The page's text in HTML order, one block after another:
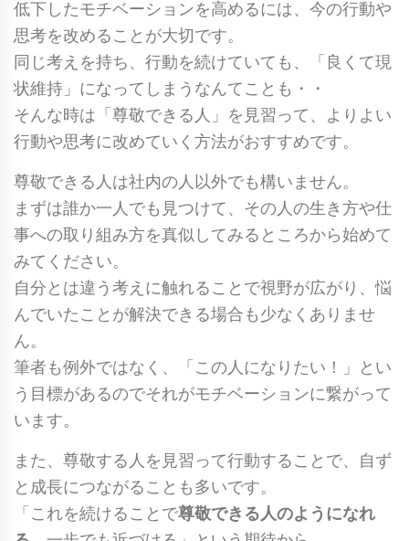
低下したモチベーションを高めるには、今の行動や
思考を改めることが大切です。
同じ考えを持ち、行動を続けていても、「良くて現
状維持」になってしまうなんてことも・・
そんな時は「尊敬できる人」を見習って、よりよい
行動や思考に改めていく方法がおすすめです。
尊敬できる人は社内の人以外でも構いません。
まずは誰か一人でも見つけて、その人の生き方や仕
事への取り組み方を真似してみるところから始めて
みてください。
自分とは違う考えに触れることで視野が広がり、悩
んでいたことが解決できる場合も少なくありませ
ん。
筆者も例外ではなく、「この人になりたい！」とい
う目標があるのでそれがモチベーションに繋がって
います。
また、尊敬する人を見習って行動することで、自ず
と成長につながることも多いです。
「これを続けることで尊敬できる人のようになれ